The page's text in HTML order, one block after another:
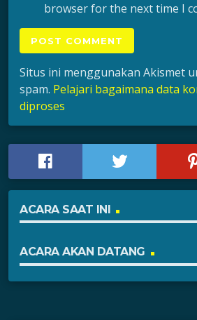
browser for the next time I
Situs ini menggunakan Akismet
spam. Pelajari bagaimana data
diproses
ACARA SAAT INI
ACARA AKAN DATANG